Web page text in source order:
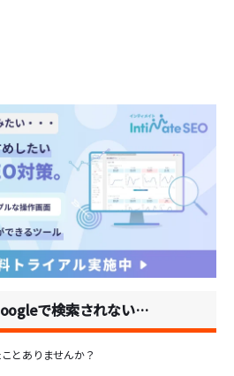
で検索されない…
とありませんか？